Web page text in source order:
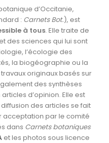
d’Occitanie,
: Carnets Bot.), est
à tous. Elle traite de
et des sciences qui lui sont
l’écologie des
la biogéographie ou la
originaux basés sur
des synthèses
d’opinion. Elle est
diffusion des articles se fait
acceptation par le comité
dans Carnets botaniques
et les photos sous licence